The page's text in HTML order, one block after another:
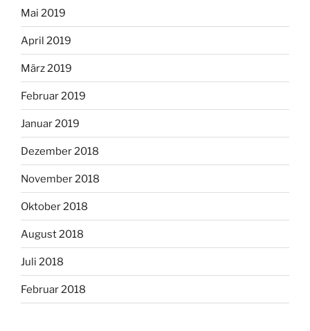
Mai 2019
April 2019
März 2019
Februar 2019
Januar 2019
Dezember 2018
November 2018
Oktober 2018
August 2018
Juli 2018
Februar 2018